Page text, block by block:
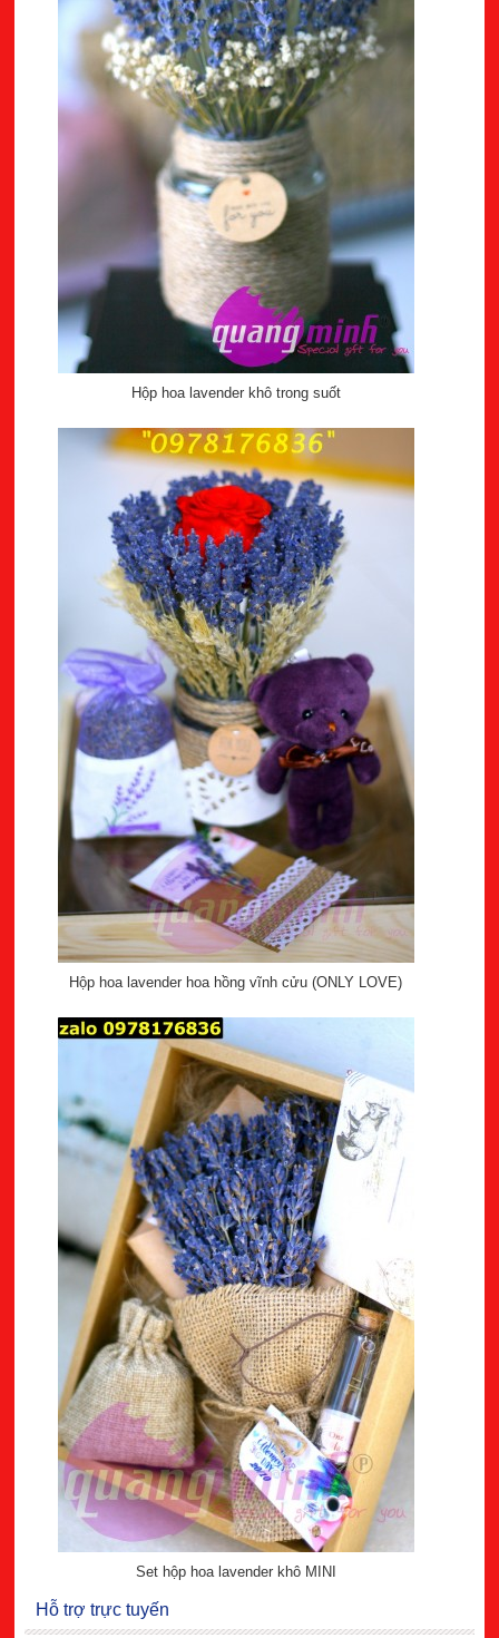
Hộp hoa lavender khô trong suốt
Hộp hoa lavender hoa hồng vĩnh cửu (ONLY LOVE)
Set hộp hoa lavender khô MINI
Hỗ trợ trực tuyến